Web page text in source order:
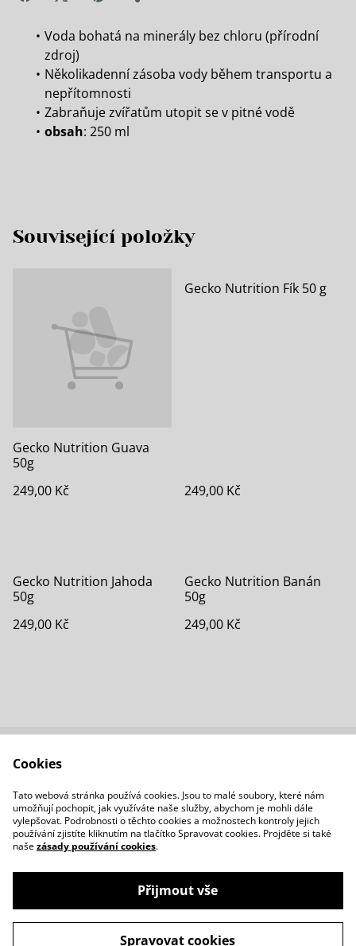
Voda bohatá na minerály bez chloru (přírodní
zdroj)
Několikadenní zásoba vody během transportu a
nepřítomnosti
Zabraňuje zvířatům utopit se v pitné vodě
obsah: 250 ml
Související položky
Gecko Nutrition Guava
50g
249,00 Kč
Gecko Nutrition Fík 50 g
249,00 Kč
Gecko Nutrition Jahoda
50g
249,00 Kč
Gecko Nutrition Banán
50g
249,00 Kč
Zásady ochrany
osobních údajů
Zásady používání
cookies
©2026Greycactus
Cookies
Tato webová stránka používá cookies. Jsou to malé soubory, které nám
umožňují pochopit, jak využíváte naše služby, abychom je mohli dále
vylepšovat. Podrobnosti o těchto cookies a možnostech kontroly jejich
používání zjistíte kliknutím na tlačítko Spravovat cookies. Projděte si také
našezásady používání cookies.
Přijmout vše
Spravovat cookies